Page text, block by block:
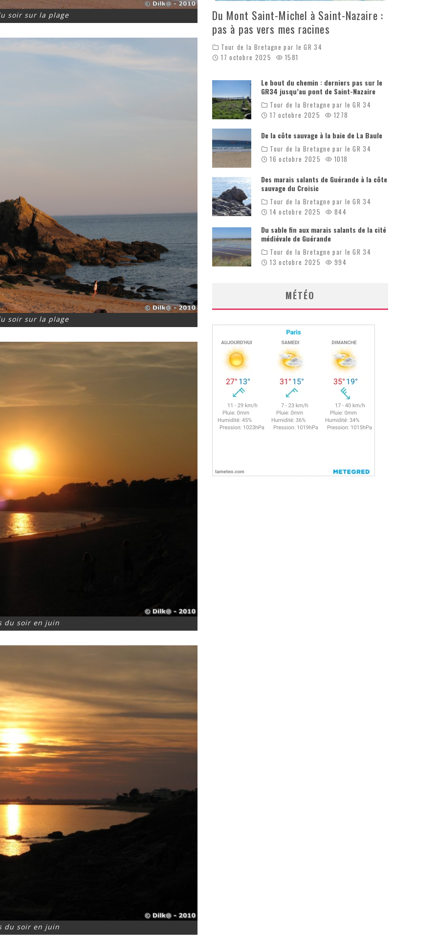
soir sur la plage
soir sur la plage
du soir en juin
du soir en juin
Du Mont Saint-Michel à Saint-Nazaire :
pas à pas vers mes racines
Tour de la Bretagne par le GR 34
17 octobre 2025
1581
Le bout du chemin : derniers pas sur le
GR34 jusqu’au pont de Saint-Nazaire
Tour de la Bretagne par le GR 34
17 octobre 2025
1278
De la côte sauvage à la baie de La Baule
Tour de la Bretagne par le GR 34
16 octobre 2025
1018
Des marais salants de Guérande à la côte
sauvage du Croisic
Tour de la Bretagne par le GR 34
14 octobre 2025
844
Du sable fin aux marais salants de la cité
médiévale de Guérande
Tour de la Bretagne par le GR 34
13 octobre 2025
994
MÉTÉO